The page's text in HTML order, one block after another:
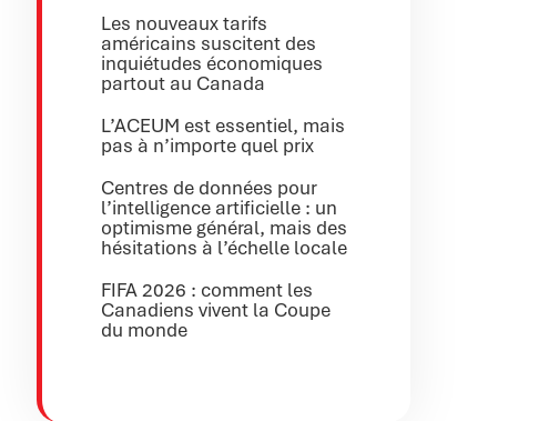
Les nouveaux tarifs
américains suscitent des
inquiétudes économiques
partout au Canada
L’ACEUM est essentiel, mais
pas à n’importe quel prix
Centres de données pour
l’intelligence artificielle : un
optimisme général, mais des
hésitations à l’échelle locale
FIFA 2026 : comment les
Canadiens vivent la Coupe
du monde